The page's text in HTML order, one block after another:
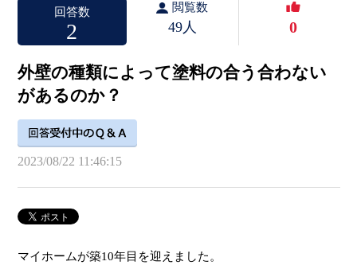
回答数
2
閲覧数
49人 0
外壁の種類によって塗料の合う合わない
があるのか？
2023/08/22 11:46:15
マイホームが築10年目を迎えました。